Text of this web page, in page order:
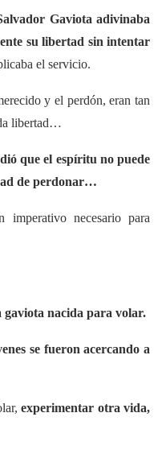
Gaviota adivinaba
su libertad sin intentar
el servicio.
y el perdón, eran tan
libertad…
que el espíritu no puede
de perdonar…
imperativo necesario para
gaviota nacida para volar.
se fueron acercando a
experimentar otra vida,